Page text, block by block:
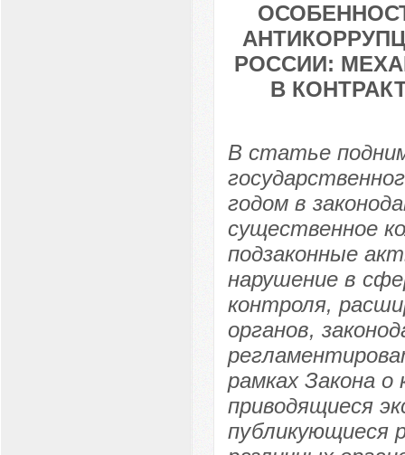
РОССИИ:
В
В статье
годом в
существенное
подзаконные
нарушение в
контроля,
органов,
рамках Закона
приводящиеся
публикующиеся